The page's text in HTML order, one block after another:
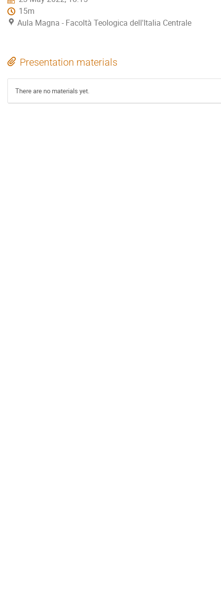
15m
Aula Magna - Facoltà Teologica dell'Italia Centrale
Presentation materials
There are no materials yet.